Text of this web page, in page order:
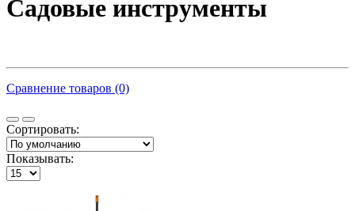
Садовые инструменты
Сравнение товаров (0)
Сортировать:
Показывать: